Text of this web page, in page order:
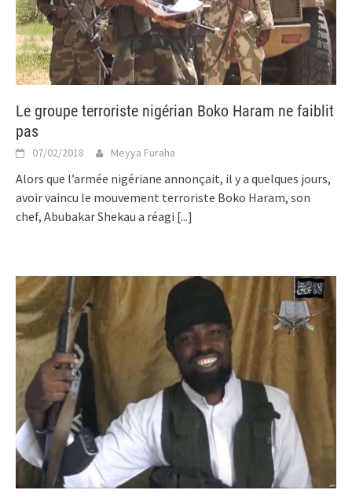
Le groupe terroriste nigérian Boko Haram ne faiblit
pas
07/02/2018 Meyya Furaha
Alors que l’armée nigériane annonçait, il y a quelques jours,
avoir vaincu le mouvement terroriste Boko Haram, son
chef, Abubakar Shekau a réagi [...]